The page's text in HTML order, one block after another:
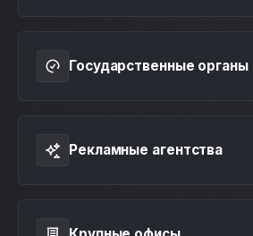
Государственные органы
Рекламные агентства